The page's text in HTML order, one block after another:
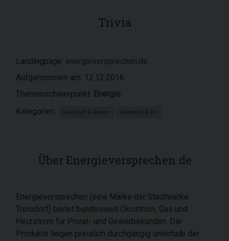
Trivia
Landingpage: energieversprechen.de
Aufgenommen am: 12.12.2016
Themenschwerpunkt: Energie
Kategorien:
Haushalt & Garten Fairtrade & Bio
Über Energieversprechen.de
Energieversprechen (eine Marke der Stadtwerke
Troisdorf) bietet bundesweit Ökostrom, Gas und
Heizstrom für Privat- und Gewerbekunden. Die
Produkte liegen preislich durchgängig unterhalb der